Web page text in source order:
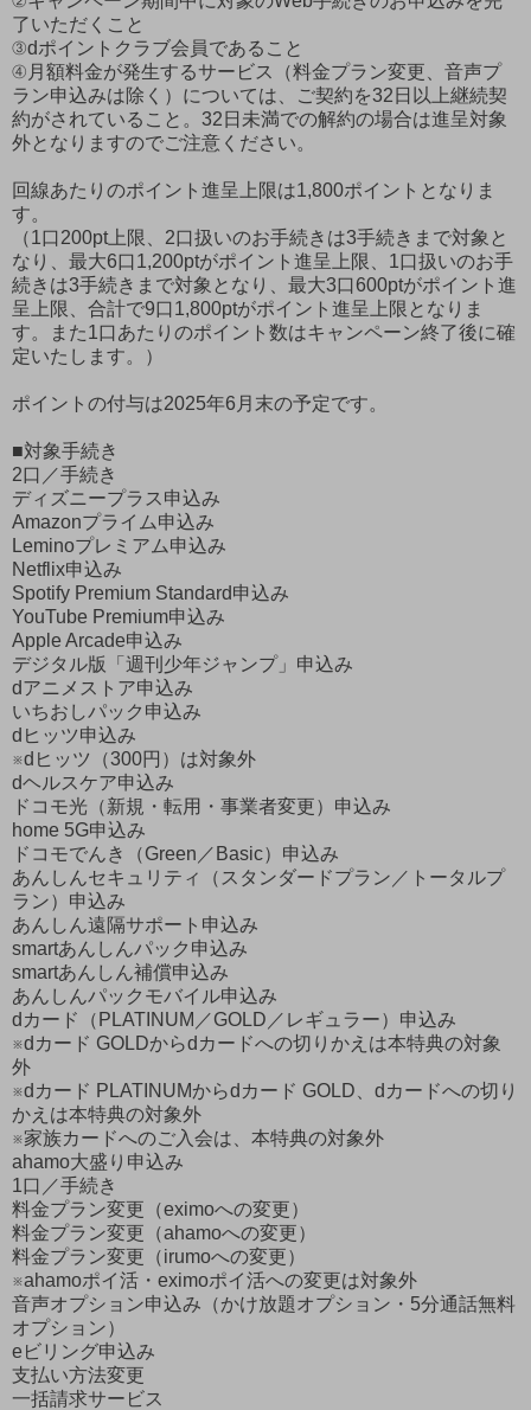
了いただくこと
③dポイントクラブ会員であること
④月額料金が発生するサービス（料金プラン変更、音声プ
ラン申込みは除く）については、ご契約を32日以上継続契
約がされていること。32日未満での解約の場合は進呈対象
外となりますのでご注意ください。
回線あたりのポイント進呈上限は1,800ポイントとなりま
す。
（1口200pt上限、2口扱いのお手続きは3手続きまで対象と
なり、最大6口1,200ptがポイント進呈上限、1口扱いのお手
続きは3手続きまで対象となり、最大3口600ptがポイント進
呈上限、合計で9口1,800ptがポイント進呈上限となりま
す。また1口あたりのポイント数はキャンペーン終了後に確
定いたします。）
ポイントの付与は2025年6月末の予定です。
■対象手続き
2口／手続き
ディズニープラス申込み
Amazonプライム申込み
Leminoプレミアム申込み
Netflix申込み
Spotify Premium Standard申込み
YouTube Premium申込み
Apple Arcade申込み
デジタル版「週刊少年ジャンプ」申込み
dアニメストア申込み
いちおしパック申込み
dヒッツ申込み
※dヒッツ（300円）は対象外
dヘルスケア申込み
ドコモ光（新規・転用・事業者変更）申込み
home 5G申込み
ドコモでんき（Green／Basic）申込み
あんしんセキュリティ（スタンダードプラン／トータルプ
ラン）申込み
あんしん遠隔サポート申込み
smartあんしんパック申込み
smartあんしん補償申込み
あんしんパックモバイル申込み
dカード（PLATINUM／GOLD／レギュラー）申込み
※dカード GOLDからdカードへの切りかえは本特典の対象
外
※dカード PLATINUMからdカード GOLD、dカードへの切り
かえは本特典の対象外
※家族カードへのご入会は、本特典の対象外
ahamo大盛り申込み
1口／手続き
料金プラン変更（eximoへの変更）
料金プラン変更（ahamoへの変更）
料金プラン変更（irumoへの変更）
※ahamoポイ活・eximoポイ活への変更は対象外
音声オプション申込み（かけ放題オプション・5分通話無料
オプション）
eビリング申込み
支払い方法変更
一括請求サービス